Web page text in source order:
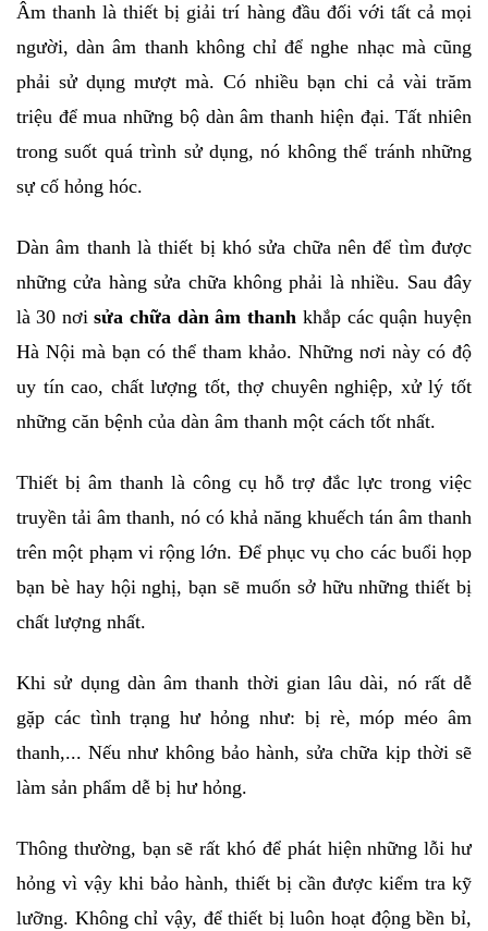
Âm thanh là thiết bị giải trí hàng đầu đối với tất cả mọi
người, dàn âm thanh không chỉ để nghe nhạc mà cũng
phải sử dụng mượt mà. Có nhiều bạn chi cả vài trăm
triệu để mua những bộ dàn âm thanh hiện đại. Tất nhiên
trong suốt quá trình sử dụng, nó không thể tránh những
sự cố hỏng hóc.
Dàn âm thanh là thiết bị khó sửa chữa nên để tìm được
những cửa hàng sửa chữa không phải là nhiều. Sau đây
là 30 nơi sửa chữa dàn âm thanh khắp các quận huyện
Hà Nội mà bạn có thể tham khảo. Những nơi này có độ
uy tín cao, chất lượng tốt, thợ chuyên nghiệp, xử lý tốt
những căn bệnh của dàn âm thanh một cách tốt nhất.
Thiết bị âm thanh là công cụ hỗ trợ đắc lực trong việc
truyền tải âm thanh, nó có khả năng khuếch tán âm thanh
trên một phạm vi rộng lớn. Để phục vụ cho các buổi họp
bạn bè hay hội nghị, bạn sẽ muốn sở hữu những thiết bị
chất lượng nhất.
Khi sử dụng dàn âm thanh thời gian lâu dài, nó rất dễ
gặp các tình trạng hư hỏng như: bị rè, móp méo âm
thanh,... Nếu như không bảo hành, sửa chữa kịp thời sẽ
làm sản phẩm dễ bị hư hỏng.
Thông thường, bạn sẽ rất khó để phát hiện những lỗi hư
hỏng vì vậy khi bảo hành, thiết bị cần được kiểm tra kỹ
lưỡng. Không chỉ vậy, để thiết bị luôn hoạt động bền bỉ,